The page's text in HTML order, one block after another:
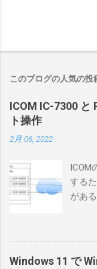
このブログの人気の投
ICOM IC-7300 と
ト操作
2月 06, 2022
ICOM
する
があ
とし
線局
にし
Windows 11 で